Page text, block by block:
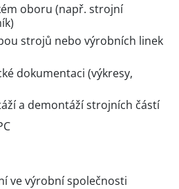
oboru (např. strojní
strojů nebo výrobních linek
dokumentaci (výkresy,
a demontáží strojních částí
ve výrobní společnosti